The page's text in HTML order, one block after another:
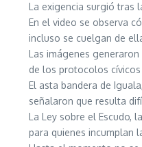
La exigencia surgió tras
En el video se observa
incluso se cuelgan de
Las imágenes
de los protocolos
El asta bandera de
señalaron que resulta
La Ley sobre el Escudo,
para quienes incumplan